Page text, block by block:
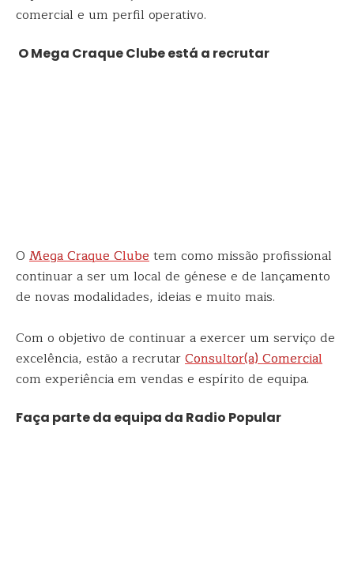
comercial e um perfil operativo.
O Mega Craque Clube está a recrutar
O Mega Craque Clubetem como missão profissional
continuar a ser um local de génese e de lançamento
de novas modalidades, ideias e muito mais.
Com o objetivo de continuar a exercer um serviço de
excelência, estão a recrutarConsultor(a) Comercial
com experiência em vendas e espírito de equipa.
Faça parte da equipa da Radio Popular